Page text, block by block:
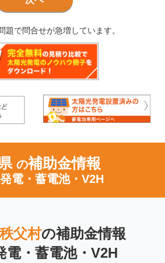
題で問合せが急増しています。
の補助金情報
電・蓄電池・V2H
父村の補助金情報
電・蓄電池・V2H